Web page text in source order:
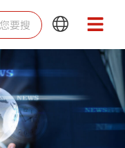
Main
Menu
Main
Menu